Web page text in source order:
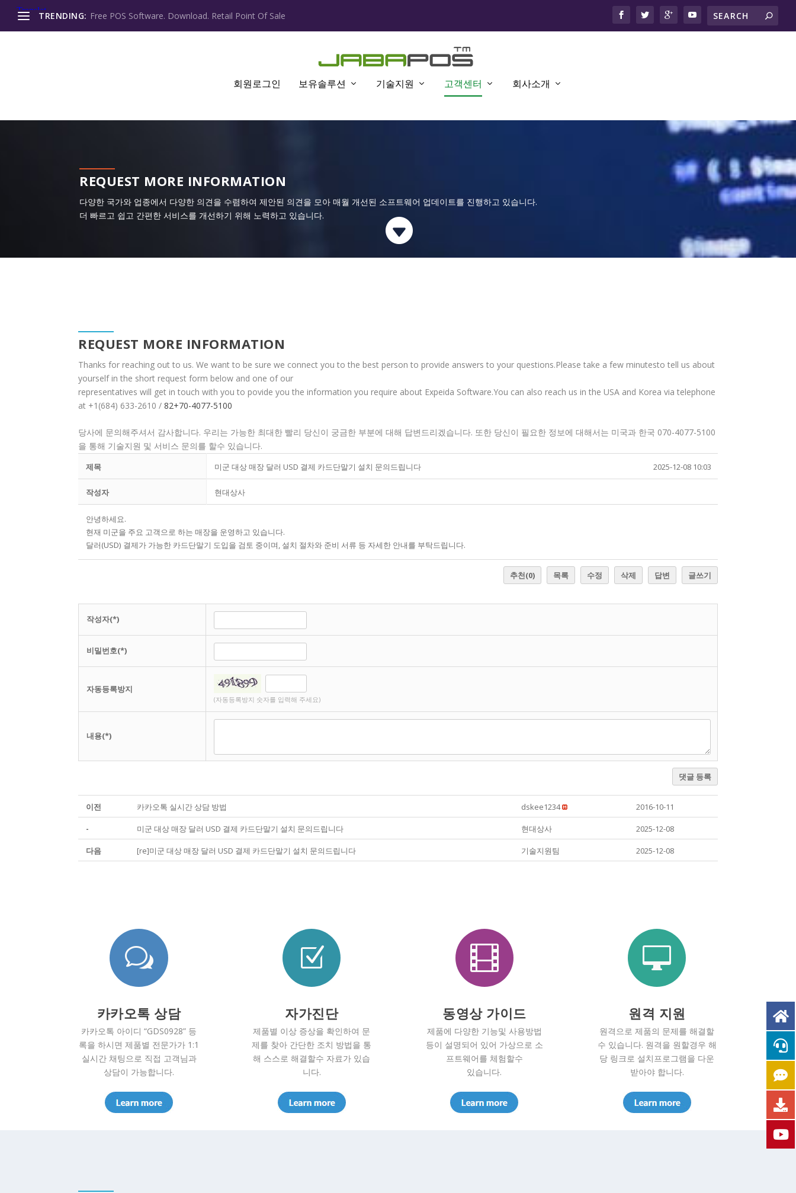
TRENDING: Free POS Software. Download. Retail Point Of Sale
회원로그인 보유솔루션 기술지원 고객센터 회사소개
REQUEST MORE INFORMATION
다양한 국가와 업종에서 다양한 의견을 수렴하여 제안된 의견을 모아 매월 개선된 소프트웨어 업데이트를 진행하고 있습니다.
더 빠르고 쉽고 간편한 서비스를 개선하기 위해 노력하고 있습니다.

REQUEST MORE INFORMATION
Thanks for reaching out to us. We want to be sure we connect you to the best person to provide answers to your questions.Please take a few minutesto tell us about
yourself in the short request form below and one of our
representatives will get in touch with you to povide you the information you require about Expeida Software.You can also reach us in the USA and Korea via telephone
at +1(684) 633-2610 / 82+70-4077-5100
당사에 문의해주셔서 감사합니다. 우리는 가능한 최대한 빨리 당신이 궁금한 부분에 대해 답변드리겠습니다. 또한 당신이 필요한 정보에 대해서는 미국과 한국 070-4077-5100
을 통해 기술지원 및 서비스 문의를 할수 있습니다.
제목 미군 대상 매장 달러 USD 결제 카드단말기 설치 문의드립니다 2025-12-08 10:03
작성자 현대상사
안녕하세요.
현재 미군을 주요 고객으로 하는 매장을 운영하고 있습니다.
달러(USD) 결제가 가능한 카드단말기 도입을 검토 중이며, 설치 절차와 준비 서류 등 자세한 안내를 부탁드립니다.
추천(0) 목록 수정 삭제 답변 글쓰기
작성자(*)
비밀번호(*)
자동등록방지
(자동등록방지 숫자를 입력해 주세요)
내용(*)
댓글 등록
이전 카카오톡 실시간 상담 방법 dskee1234 2016-10-11
- 미군 대상 매장 달러 USD 결제 카드단말기 설치 문의드립니다 현대상사 2025-12-08
다음 [re]미군 대상 매장 달러 USD 결제 카드단말기 설치 문의드립니다 기술지원팀 2025-12-08
w
카카오톡 상담
카카오톡 아이디 “GDS0928” 등
록을 하시면 제품별 전문가가 1:1
실시간 채팅으로 직접 고객님과
상담이 가능합니다.
Z
자가진단
제품별 이상 증상을 확인하여 문
제를 찾아 간단한 조치 방법을 통
해 스스로 해결할수 자료가 있습
니다.

동영상 가이드
제품에 다양한 기능및 사용방법
등이 설명되어 있어 가상으로 소
프트웨어를 체험할수
있습니다.

원격 지원
원격으로 제품의 문제를 해결할
수 있습니다. 원격을 원할경우 해
당 링크로 설치프로그램을 다운
받아야 합니다.